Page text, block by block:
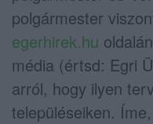
polgármester
egerhirek.hu
média (értsd: Egri
arról, hogy ilyen
településeiken.